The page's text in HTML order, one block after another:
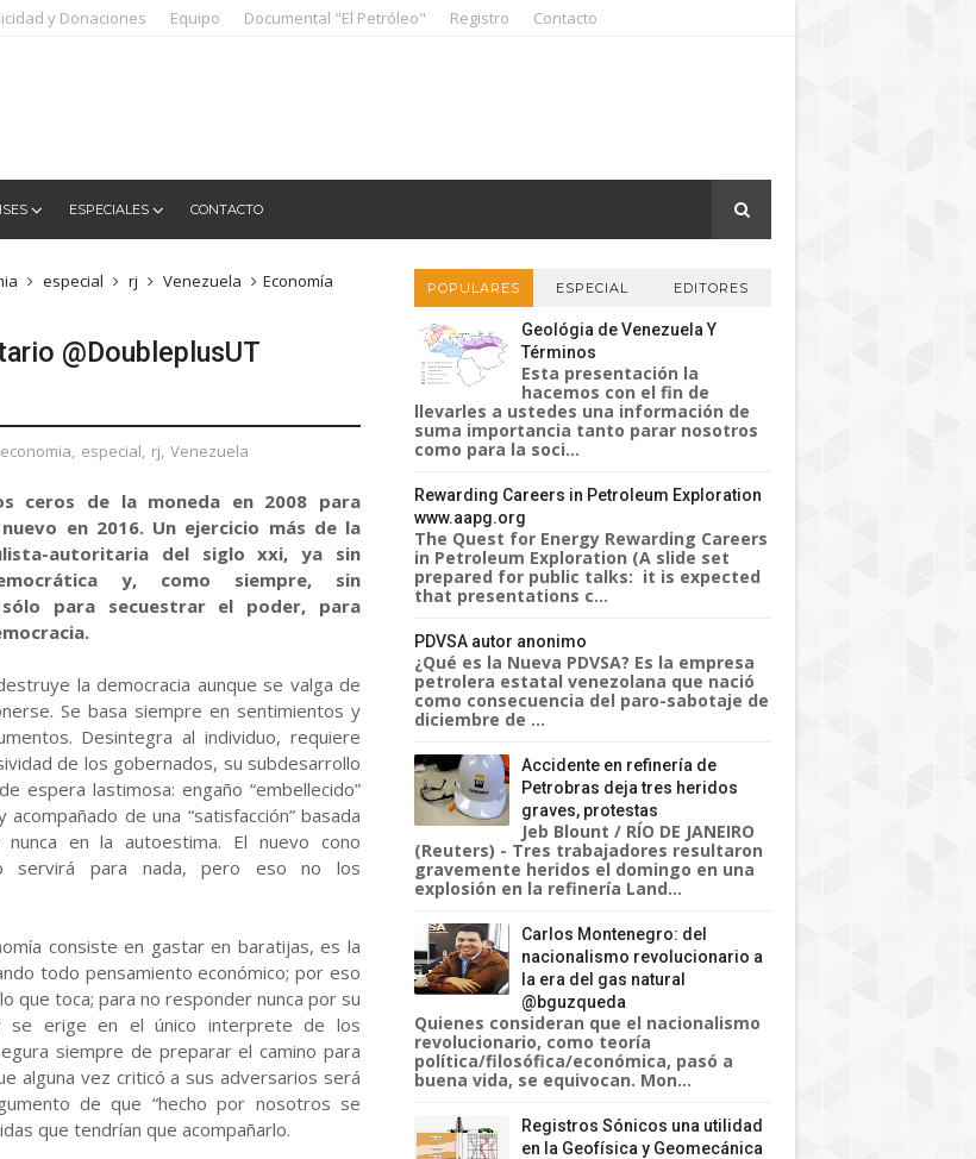
y Donaciones Equipo Documental "El Petróleo" Registro Contacto
ESPECIALES CONTACTO
especial rj Venezuela
Economía
@DoubleplusUT
economia, especial, rj, Venezuela
ceros de la moneda en 2008 para
en 2016. Un ejercicio más de la
autoritaria del siglo xxi, ya sin
y, como siempre, sin
para secuestrar el poder, para
la democracia aunque se valga de
Se basa siempre en sentimientos y
Desintegra al individuo, requiere
de los gobernados, su subdesarrollo
espera lastimosa: engaño “embellecido”
acompañado de una “satisfacción” basada
en la autoestima. El nuevo cono
servirá para nada, pero eso no los
consiste en gastar en baratijas, es la
todo pensamiento económico; por eso
que toca; para no responder nunca por su
se erige en el único interprete de los
siempre de preparar el camino para
alguna vez criticó a sus adversarios será
de que “hecho por nosotros se
que tendrían que acompañarlo.
POPULARES ESPECIAL EDITORES
Geológia de Venezuela Y
Términos
Esta presentación la
hacemos con el fin de
llevarles a ustedes una información de
suma importancia tanto parar nosotros
como para la soci...
Rewarding Careers in Petroleum Exploration
www.aapg.org
The Quest for Energy Rewarding Careers
in Petroleum Exploration (A slide set
prepared for public talks: it is expected
that presentations c...
PDVSA autor anonimo
¿Qué es la Nueva PDVSA? Es la empresa
petrolera estatal venezolana que nació
como consecuencia del paro-sabotaje de
diciembre de ...
Accidente en refinería de
Petrobras deja tres heridos
graves, protestas
Jeb Blount / RÍO DE JANEIRO
(Reuters) - Tres trabajadores resultaron
gravemente heridos el domingo en una
explosión en la refinería Land...
Carlos Montenegro: del
nacionalismo revolucionario a
la era del gas natural
@bguzqueda
Quienes consideran que el nacionalismo
revolucionario, como teoría
política/filosófica/económica, pasó a
buena vida, se equivocan. Mon...
Registros Sónicos una utilidad
en la Geofísica y Geomecánica